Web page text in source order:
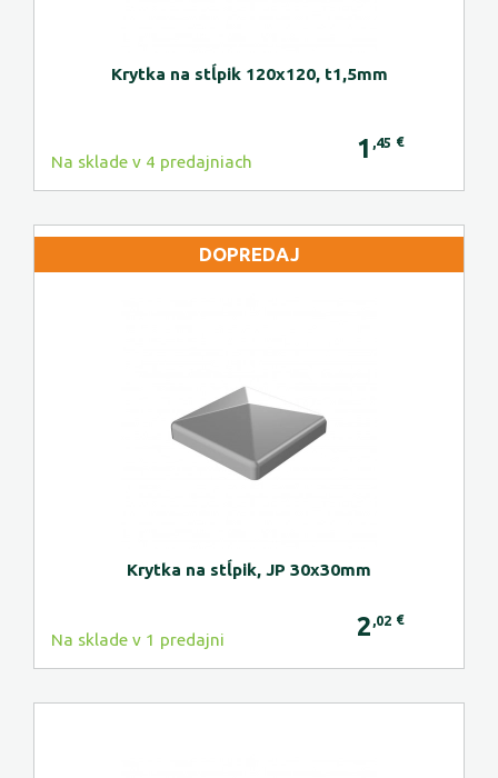
Krytka na stĺpik 120x120, t1,5mm
Na sklade v 4 predajniach 1 ,45 €
DOPREDAJ
Krytka na stĺpik, JP 30x30mm
Na sklade v 1 predajni 2 ,02 €